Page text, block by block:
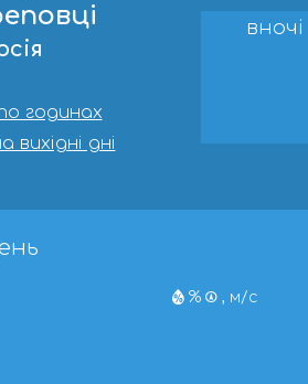
годинах
вихідні дні
вночі
% , м/с